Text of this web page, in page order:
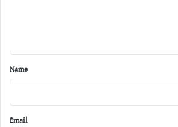
*
Name
Email